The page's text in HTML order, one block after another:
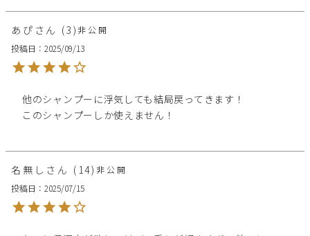
あぴ 3
非公開
投稿日
2025/09/13
他のシャンプーに浮気しても結局戻ってきます！
このシャンプーしか使えません！
名無し 14 非公開
投稿日
2025/07/15